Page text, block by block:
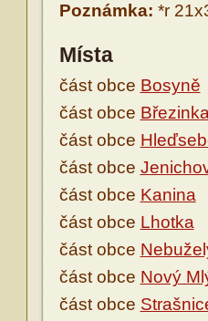
Poznámka: *r
Místa
část obce Bosyně
část obce
část obce
část obce
část obce Kanina
část obce Lhotka
část obce
část obce Nový
část obce